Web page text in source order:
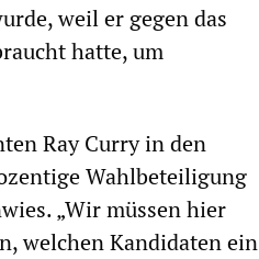
weil er gegen das
hatte, um
Ray Curry in den
Wahlbeteiligung
„Wir müssen hier
welchen Kandidaten ein